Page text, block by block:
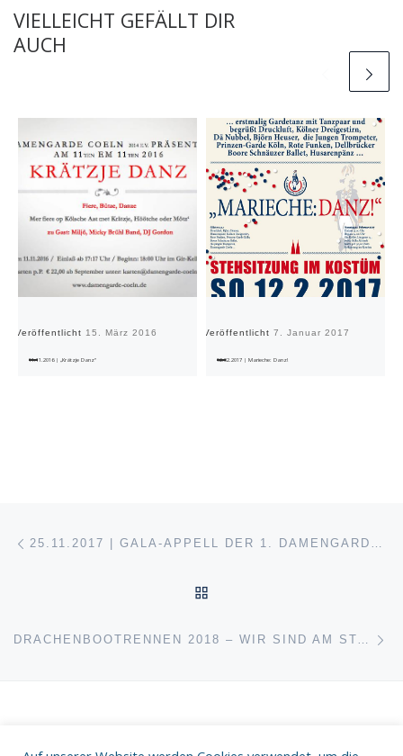
VIELLEICHT GEFÄLLT DIR
AUCH
Veröffentlicht 15. März 2016
11.11.2016 | „Krätzje Danz“
Veröffentlicht 7. Januar 2017
12.02.2017 | Marieche: Danz!
Beitragsnavigation 25.11.2017 | GALA-APPELL DER 1. DAMENGARDE COELN – EXERZIEREN FÜR DEN GUTEN ZWECK
DRACHENBOOTRENNEN 2018 – WIR SIND AM START!